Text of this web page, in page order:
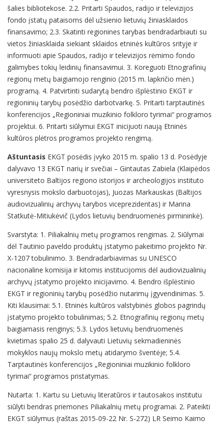
šalies bibliotekose. 2.2. Pritarti Spaudos, radijo ir televizijos
fondo įstatų pataisoms dėl užsienio lietuvių žiniasklaidos
finansavimo; 2.3. Skatinti regionines tarybas bendradarbiauti su
vietos žiniasklaida siekiant sklaidos etninės kultūros srityje ir
informuoti apie Spaudos, radijo ir televizijos rėmimo fondo
galimybes tokių leidinių finansavimui. 3. Koreguoti Etnografinių
regionų metų baigiamojo renginio (2015 m. lapkričio mėn.)
programą. 4. Patvirtinti sudarytą bendro išplėstinio EKGT ir
regioninių tarybų posėdžio darbotvarkę. 5. Pritarti tarptautinės
konferencijos „Regioniniai muzikinio folkloro tyrimai“ programos
projektui. 6. Pritarti siūlymui EKGT inicijuoti naują Etninės
kultūros plėtros programos projekto rengimą.
Aštuntasis EKGT posėdis įvyko 2015 m. spalio 13 d. Posėdyje
dalyvavo 13 EKGT narių ir svečiai – Gintautas Zabiela (Klaipėdos
universiteto Baltijos regiono istorijos ir archeologijos instituto
vyresnysis mokslo darbuotojas), Juozas Markauskas (Baltijos
audiovizualinių archyvų tarybos viceprezidentas) ir Marina
Statkutė-Mitiukėvič (Lydos lietuvių bendruomenės pirmininkė).
Svarstyta: 1. Piliakalnių metų programos rengimas. 2. Siūlymai
dėl Tautinio paveldo produktų įstatymo pakeitimo projekto Nr.
X-1207 tobulinimo. 3. Bendradarbiavimas su UNESCO
nacionaline komisija ir kitomis institucijomis dėl audiovizualinių
archyvų įstatymo projekto inicijavimo. 4. Bendro išplėstinio
EKGT ir regioninių tarybų posėdžio nutarimų įgyvendinimas. 5.
Kiti klausimai: 5.1. Etninės kultūros valstybinės globos pagrindų
įstatymo projekto tobulinimas; 5.2. Etnografinių regionų metų
baigiamasis renginys; 5.3. Lydos lietuvių bendruomenės
kvietimas spalio 25 d. dalyvauti Lietuvių sekmadieninės
mokyklos naujų mokslo metų atidarymo šventėje; 5.4.
Tarptautinės konferencijos „Regioniniai muzikinio folkloro
tyrimai“ programos pristatymas.
Nutarta: 1. Kartu su Lietuvių literatūros ir tautosakos institutu
siūlyti bendras priemones Piliakalnių metų programai. 2. Pateikti
EKGT siūlymus (raštas 2015-09-22 Nr. S-272) LR Seimo Kaimo